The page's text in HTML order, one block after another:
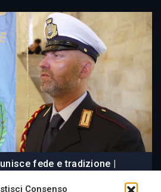
Consenso
fede e tradizione |